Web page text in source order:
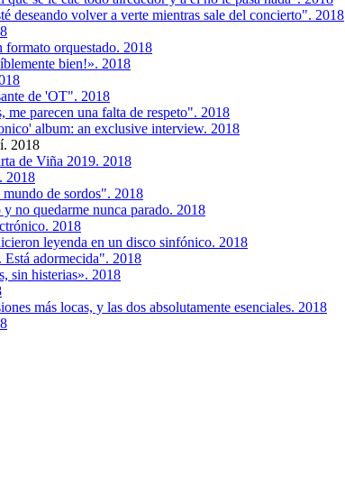
deseando volver a verte mientras sale del concierto". 2018
formato orquestado. 2018
bien!». 2018
de 'OT". 2018
parecen una falta de respeto". 2018
album: an exclusive interview. 2018
2018
de Viña 2019. 2018
2018
de sordos". 2018
no quedarme nunca parado. 2018
2018
leyenda en un disco sinfónico. 2018
adormecida". 2018
sin histerias». 2018
más locas, y las dos absolutamente esenciales. 2018